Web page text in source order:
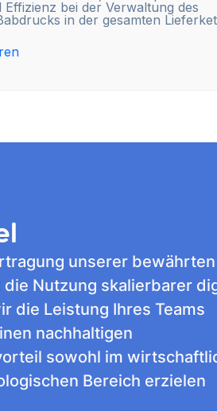
bei der Verwaltung des
in der gesamten
unserer bewährten
Nutzung skalierbarer
die Leistung Ihres Teams
nachhaltigen
sowohl im
Bereich erzielen